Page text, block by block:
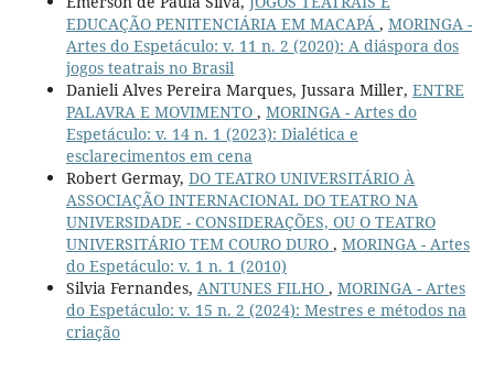
EDUCAÇÃO PENITENCIÁRIA EM MACAPÁ , MORINGA -
Artes do Espetáculo: v. 11 n. 2 (2020): A diáspora dos
jogos teatrais no Brasil
Danieli Alves Pereira Marques, Jussara Miller, ENTRE
PALAVRA E MOVIMENTO , MORINGA - Artes do
Espetáculo: v. 14 n. 1 (2023): Dialética e
esclarecimentos em cena
Robert Germay, DO TEATRO UNIVERSITÁRIO À
ASSOCIAÇÃO INTERNACIONAL DO TEATRO NA
UNIVERSIDADE - CONSIDERAÇÕES, OU O TEATRO
UNIVERSITÁRIO TEM COURO DURO , MORINGA - Artes
do Espetáculo: v. 1 n. 1 (2010)
Silvia Fernandes, ANTUNES FILHO , MORINGA - Artes
do Espetáculo: v. 15 n. 2 (2024): Mestres e métodos na
criação